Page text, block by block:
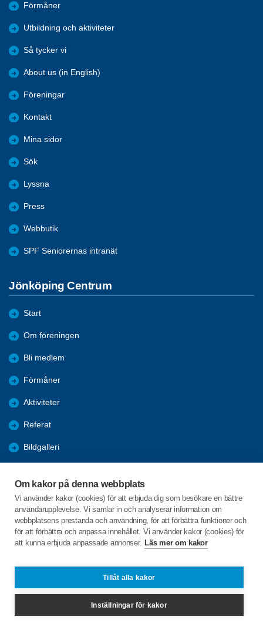
Om kakor på denna webbplats
Vi använder kakor (cookies) för att erbjuda dig som besökare en bättre
användarupplevelse. Vi samlar in och analyserar information om
webbplatsens prestanda och användning, för att förbättra funktioner och
för att förbättra och anpassa innehållet. Vi använder kakor (cookies) för
att kunna erbjuda anpassade annonser. Läs mer om kakor
Tillåt alla kakor
Inställningar för kakor
Förmåner
Utbildning och aktiviteter
Så tycker vi
About us (in English)
Föreningar
Kontakt
Mina sidor
Sök
Lyssna
Press
Webbutik
SPF Seniorernas intranät
Jönköping Centrum
Start
Om föreningen
Bli medlem
Förmåner
Aktiviteter
Referat
Bildgalleri
Engagera DIG i vår förening
C/o:Lennart Lööw
jonkopingcentrum@spfseniorerna.se